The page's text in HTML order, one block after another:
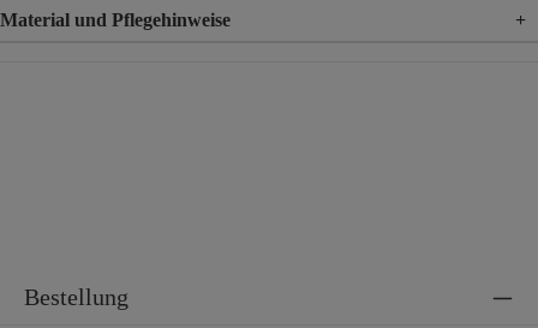
Material und Pflegehinweise +
Bestellung